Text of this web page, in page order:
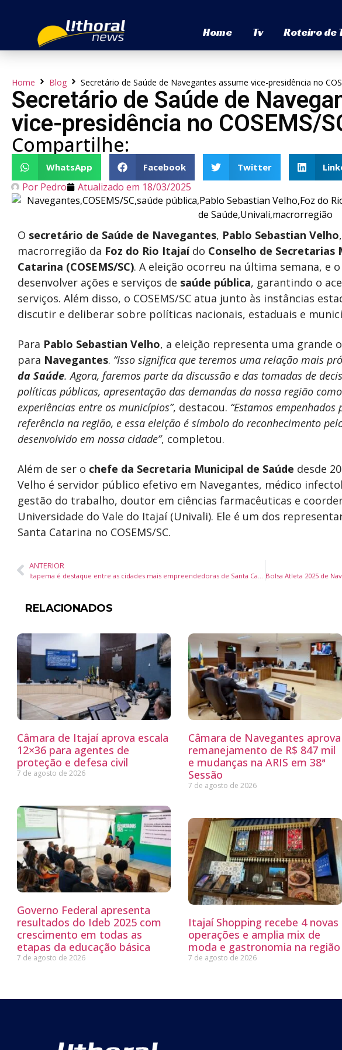
Home Tv Roteiro de
Home Blog Secretário de Saúde de Navegantes assume vice-presidência no
Secretário de Saúde de
vice-presidência no COSEMS/
Compartilhe:
WhatsApp Facebook Twitter
Por Pedro Atualizado em 18/03/2025
O secretário de Saúde de Navegantes, Pablo Sebastian Velho
macrorregião da Foz do Rio Itajaído Conselho de Secretarias
Catarina (COSEMS/SC). A eleição ocorreu na última semana, e
desenvolver ações e serviços de saúde pública, garantindo o
serviços. Além disso, o COSEMS/SC atua junto às instâncias
discutir e deliberar sobre políticas nacionais, estaduais e
Para Pablo Sebastian Velho, a eleição representa uma grande
para Navegantes. “Isso significa que teremos uma relação mais
da Saúde. Agora, faremos parte da discussão e das tomadas de
políticas públicas, apresentação das demandas da nossa região
experiências entre os municípios”, destacou. “Estamos
referência na região, e essa eleição é símbolo do reconhecimento
desenvolvido em nossa cidade”, completou.
Além de ser o chefe da Secretaria Municipal de Saúde desde
Velho é servidor público efetivo em Navegantes, médico
gestão do trabalho, doutor em ciências farmacêuticas e
Universidade do Vale do Itajaí (Univali). Ele é um dos
Santa Catarina no COSEMS/SC.
ANTERIOR
RELACIONADOS
Câmara de Itajaí aprova escala
12×36 para agentes de
proteção e defesa civil
7 de agosto de 2026
Câmara de Navegantes aprova
remanejamento de R$ 847 mil
e mudanças na ARIS em 38ª
Sessão
7 de agosto de 2026
Governo Federal apresenta
resultados do Ideb 2025 com
crescimento em todas as
etapas da educação básica
7 de agosto de 2026
Itajaí Shopping recebe 4 novas
operações e amplia mix de
moda e gastronomia na região
7 de agosto de 2026